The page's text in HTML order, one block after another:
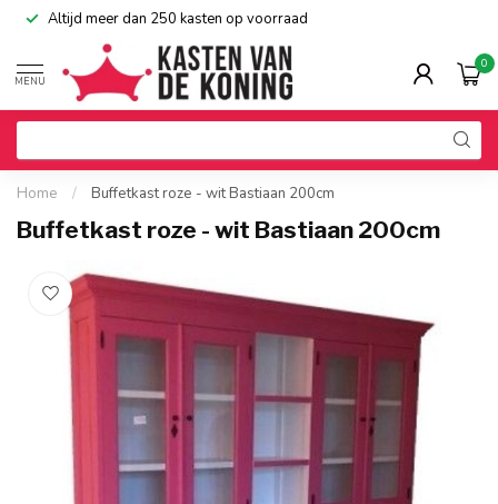
Altijd meer dan 250 kasten op voorraad
MENU
0
Home / Buffetkast roze - wit Bastiaan 200cm
Buffetkast roze - wit Bastiaan 200cm